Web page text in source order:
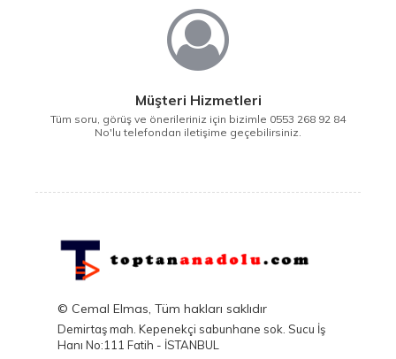
Müşteri Hizmetleri
Tüm soru, görüş ve önerileriniz için bizimle 0553 268 92 84
No'lu telefondan iletişime geçebilirsiniz.
© Cemal Elmas, Tüm hakları saklıdır
Demirtaş mah. Kepenekçi sabunhane sok. Sucu İş
Hanı No:111 Fatih - İSTANBUL